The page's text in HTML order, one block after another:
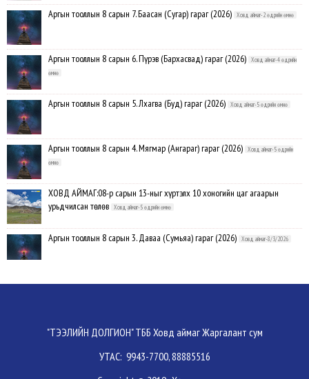
Аргын тооллын 8 сарын 7. Баасан (Сугар) гараг (2026) Ховд аймаг-2 өдрийн өмнө
Аргын тооллын 8 сарын 6. Пүрэв (Бархасвад) гараг (2026)
Ховд аймаг-4 өдрийн
өмнө
Аргын тооллын 8 сарын 5. Лхагва (Буд) гараг (2026) Ховд аймаг-5 өдрийн өмнө
Аргын тооллын 8 сарын 4. Мягмар (Ангараг) гараг (2026)
Ховд аймаг-5 өдрийн
өмнө
ХОВД АЙМАГ:08-р сарын 13-ныг хүртэлх 10 хоногийн цаг агаарын
урьдчилсан төлөв
Ховд аймаг-5 өдрийн өмнө
Аргын тооллын 8 сарын 3. Даваа (Сумьяа) гараг (2026) Ховд аймаг-8/3/2026
Хүндэтгэлийн барилдаанд 64 бөх оролцлоо Ховд аймаг-8/3/2026
Улсын цол, чимэг хүртсэн бөхчүүд, харваачдад хүндэтгэл үзүүлэв
"ТЭЭЛИЙН ДОЛГИОН" ТББ Ховд аймаг Жаргалант сум
УТАС: 9943-7700, 88885516